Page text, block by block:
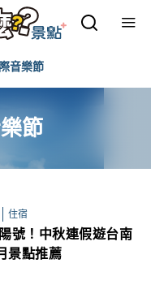
音樂節
節
住宿
號！中秋連假遊台南
景點推薦